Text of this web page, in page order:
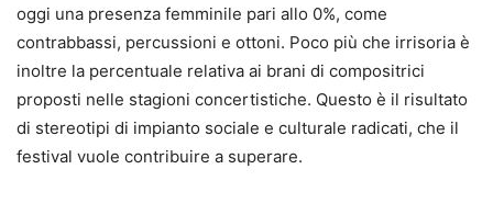
oggi una presenza femminile pari allo 0%, come
contrabbassi, percussioni e ottoni. Poco più che irrisoria è
inoltre la percentuale relativa ai brani di compositrici
proposti nelle stagioni concertistiche. Questo è il risultato
di stereotipi di impianto sociale e culturale radicati, che il
festival vuole contribuire a superare.